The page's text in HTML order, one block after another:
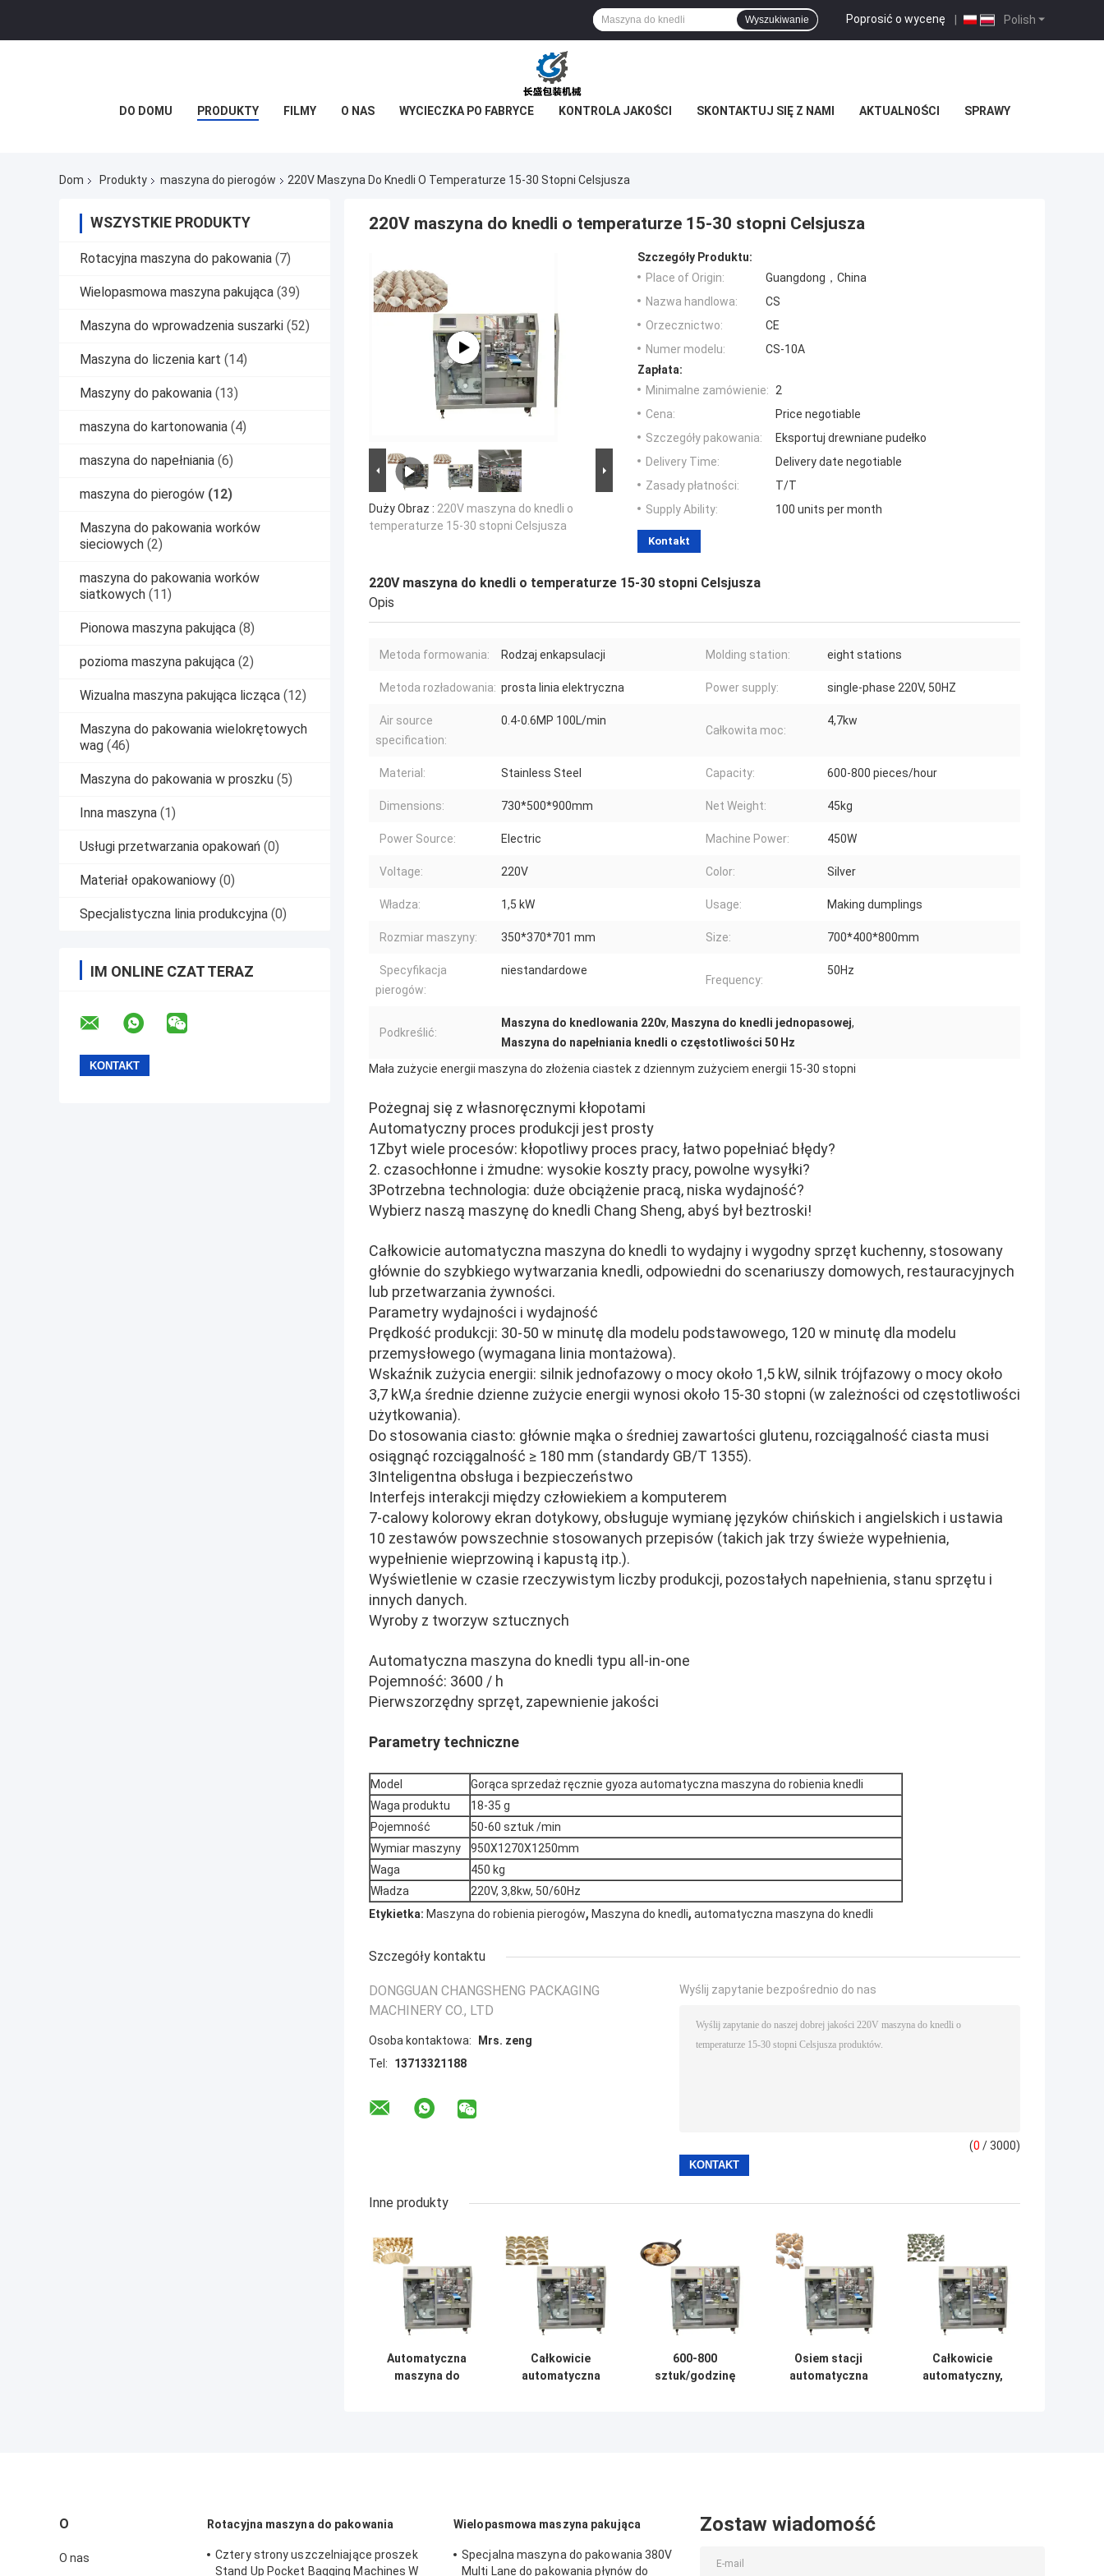
Polish
Poprosić o wycenę |
Wyszukiwanie
DO DOMU PRODUKTY FILMY O NAS WYCIECZKA PO FABRYCE KONTROLA JAKOŚCI SKONTAKTUJ SIĘ Z NAMI AKTUALNOŚCI SPRAWY
Dom Produkty maszyna do pierogów 220V Maszyna Do Knedli O Temperaturze 15-30 Stopni Celsjusza
WSZYSTKIE PRODUKTY
Rotacyjna maszyna do pakowania (7)
Wielopasmowa maszyna pakująca (39)
Maszyna do wprowadzenia suszarki (52)
Maszyna do liczenia kart (14)
Maszyny do pakowania (13)
maszyna do kartonowania (4)
maszyna do napełniania (6)
maszyna do pierogów (12)
Maszyna do pakowania worków
sieciowych (2)
maszyna do pakowania worków
siatkowych (11)
Pionowa maszyna pakująca (8)
pozioma maszyna pakująca (2)
Wizualna maszyna pakująca licząca (12)
Maszyna do pakowania wielokrętowych
wag (46)
Maszyna do pakowania w proszku (5)
Inna maszyna (1)
Usługi przetwarzania opakowań (0)
Materiał opakowaniowy (0)
Specjalistyczna linia produkcyjna (0)
IM ONLINE CZAT TERAZ
220V maszyna do knedli o temperaturze 15-30 stopni Celsjusza
Duży Obraz : 220V maszyna do knedli o
temperaturze 15-30 stopni Celsjusza
Szczegóły Produktu:
Place of Origin:
Guangdong，China
Nazwa handlowa:
CS
Orzecznictwo:
CE
Numer modelu:
CS-10A
Zapłata:
Minimalne zamówienie: 2
Cena:
Price negotiable
Szczegóły pakowania:
Eksportuj drewniane pudełko
Delivery Time:
Delivery date negotiable
Zasady płatności:
T/T
Supply Ability:
100 units per month
Kontakt
220V maszyna do knedli o temperaturze 15-30 stopni Celsjusza
Opis
Metoda formowania: Rodzaj enkapsulacji Molding station: eight stations
Metoda rozładowania: prosta linia elektryczna Power supply: single-phase 220V, 50HZ
Air source
specification:
0.4-0.6MP 100L/min
Całkowita moc:
4,7kw
Material: Stainless Steel Capacity: 600-800 pieces/hour
Dimensions: 730*500*900mm Net Weight: 45kg
Power Source: Electric Machine Power: 450W
Voltage: 220V Color: Silver
Władza: 1,5 kW Usage: Making dumplings
Rozmiar maszyny: 350*370*701 mm Size: 700*400*800mm
Specyfikacja
pierogów:
niestandardowe
Frequency:
50Hz
Podkreślić:
Maszyna do knedlowania 220v, Maszyna do knedli jednopasowej,
Maszyna do napełniania knedli o częstotliwości 50 Hz
Mała zużycie energii maszyna do złożenia ciastek z dziennym zużyciem energii 15-30 stopni
Pożegnaj się z własnoręcznymi kłopotami
Automatyczny proces produkcji jest prosty
1Zbyt wiele procesów: kłopotliwy proces pracy, łatwo popełniać błędy?
2. czasochłonne i żmudne: wysokie koszty pracy, powolne wysyłki?
3Potrzebna technologia: duże obciążenie pracą, niska wydajność?
Wybierz naszą maszynę do knedli Chang Sheng, abyś był beztroski!
Całkowicie automatyczna maszyna do knedli to wydajny i wygodny sprzęt kuchenny, stosowany
głównie do szybkiego wytwarzania knedli, odpowiedni do scenariuszy domowych, restauracyjnych
lub przetwarzania żywności.
Parametry wydajności i wydajność
Prędkość produkcji: 30-50 w minutę dla modelu podstawowego, 120 w minutę dla modelu
przemysłowego (wymagana linia montażowa).
Wskaźnik zużycia energii: silnik jednofazowy o mocy około 1,5 kW, silnik trójfazowy o mocy około
3,7 kW,a średnie dzienne zużycie energii wynosi około 15-30 stopni (w zależności od częstotliwości
użytkowania).
Do stosowania ciasto: głównie mąka o średniej zawartości glutenu, rozciągalność ciasta musi
osiągnąć rozciągalność ≥ 180 mm (standardy GB/T 1355).
3Inteligentna obsługa i bezpieczeństwo
Interfejs interakcji między człowiekiem a komputerem
7-calowy kolorowy ekran dotykowy, obsługuje wymianę języków chińskich i angielskich i ustawia
10 zestawów powszechnie stosowanych przepisów (takich jak trzy świeże wypełnienia,
wypełnienie wieprzowiną i kapustą itp.).
Wyświetlenie w czasie rzeczywistym liczby produkcji, pozostałych napełnienia, stanu sprzętu i
innych danych.
Wyroby z tworzyw sztucznych
Automatyczna maszyna do knedli typu all-in-one
Pojemność: 3600 / h
Pierwszorzędny sprzęt, zapewnienie jakości
Parametry techniczne
Model
Gorąca sprzedaż ręcznie gyoza automatyczna maszyna do robienia knedli
Waga produktu
18-35 g
Pojemność
50-60 sztuk /min
Wymiar maszyny
950X1270X1250mm
Waga
450 kg
Władza
220V, 3,8kw, 50/60Hz
Etykietka: Maszyna do robienia pierogów, Maszyna do knedli, automatyczna maszyna do knedli
Szczegóły kontaktu
DONGGUAN CHANGSHENG PACKAGING
MACHINERY CO., LTD
Osoba kontaktowa:
Mrs. zeng
Tel:
13713321188
Wyślij zapytanie bezpośrednio do nas
(0 / 3000)
Inne produkty
Automatyczna
maszyna do
Całkowicie
automatyczna
600-800
sztuk/godzinę
Osiem stacji
automatyczna
Całkowicie
automatyczny,
O
O nas
Rotacyjna maszyna do pakowania
Cztery strony uszczelniające proszek
Stand Up Pocket Bagging Machines W
Wielopasmowa maszyna pakująca
Specjalna maszyna do pakowania 380V
Multi Lane do pakowania płynów do
Zostaw wiadomość